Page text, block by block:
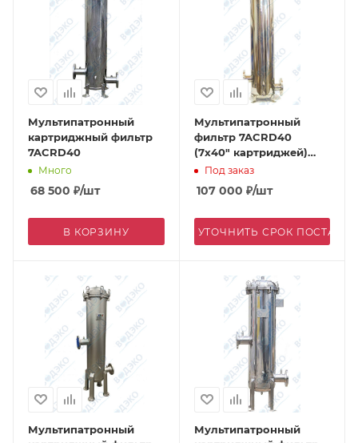
Мультипатронный
картриджный фильтр
7ACRD40
Много
68 500 ₽/шт
В КОРЗИНУ
Мультипатронный
фильтр 7ACRD40
(7х40" картриджей)
вход/выход фланец
DN65 дренаж 1/2", 316L
Под заказ
107 000 ₽/шт
УТОЧНИТЬ СРОК
Мультипатронный
Мультипатронный